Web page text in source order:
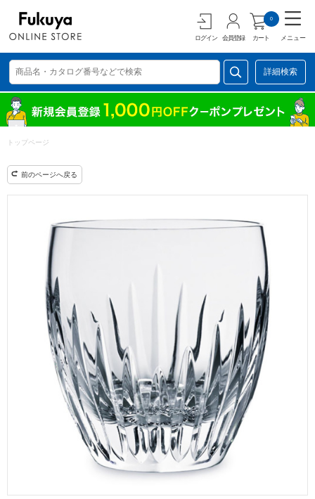
ログイン 会員登録 カート
0
メニュー
詳細検索
トップページ
前のページへ戻る